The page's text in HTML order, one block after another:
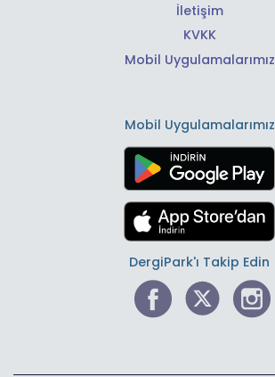
İletişim
KVKK
Mobil Uygulamalarımız
Mobil Uygulamalarımız
DergiPark'ı Takip Edin